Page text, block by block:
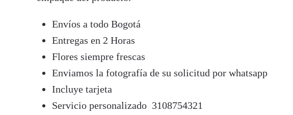
Envíos a todo Bogotá
Entregas en 2 Horas
Flores siempre frescas
Enviamos la fotografía de su solicitud por whatsapp
Incluye tarjeta
Servicio personalizado 3108754321